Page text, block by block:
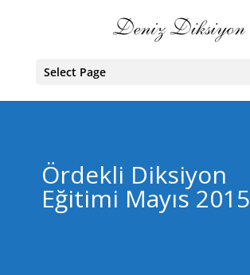
Select Page
Ördekli Diksiyon
Eğitimi Mayıs 2015